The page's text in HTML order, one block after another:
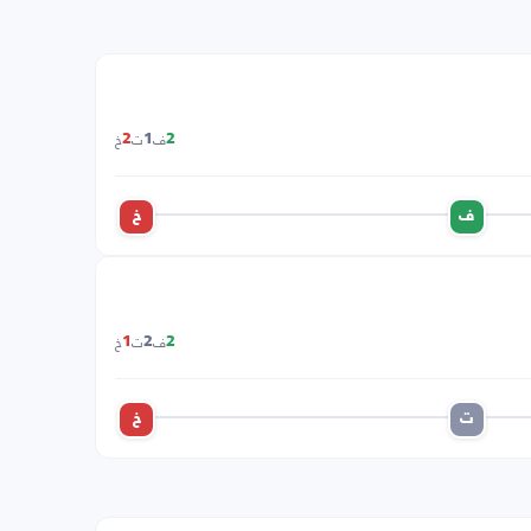
2ف 1ت2خ
ف خ
2ف2ت 1خ
ت خ